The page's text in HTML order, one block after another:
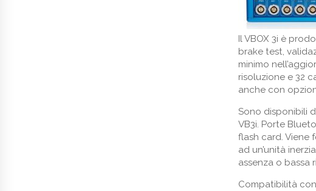
Il VBOX 3i è
brake test,
minimo
risoluzione e 32
anche con
Sono disponibili
VB3i. Porte
flash card. Viene
ad un’unità
assenza o bassa
Compatibilità